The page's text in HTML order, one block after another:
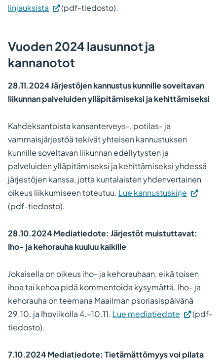
linjauksista
(pdf-tiedosto).
Vuoden 2024 lausunnot ja
kannanotot
28.11.2024 Järjestöjen kannustus kunnille soveltavan
liikunnan palveluiden ylläpitämiseksi ja kehittämiseksi
Kahdeksantoista kansanterveys-, potilas- ja
vammaisjärjestöä tekivät yhteisen kannustuksen
kunnille soveltavan liikunnan edellytysten ja
palveluiden ylläpitämiseksi ja kehittämiseksi yhdessä
järjestöjen kanssa, jotta kuntalaisten yhdenvertainen
oikeus liikkumiseen toteutuu. Lue kannustuskirje
(pdf-tiedosto).
28.10.2024 Mediatiedote: Järjestöt muistuttavat:
Iho- ja kehorauha kuuluu kaikille
Jokaisella on oikeus iho- ja kehorauhaan, eikä toisen
ihoa tai kehoa pidä kommentoida kysymättä. Iho- ja
kehorauha on teemana Maailman psoriasispäivänä
29.10. ja Ihoviikolla 4.–10.11. Lue mediatiedote
(pdf-
tiedosto).
7.10.2024 Mediatiedote: Tietämättömyys voi pilata